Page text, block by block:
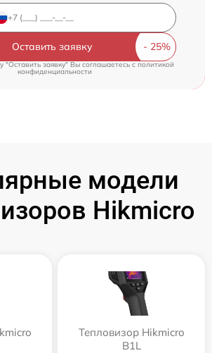
Оставить заявку
"Оставить заявку" Вы соглашаетесь cполитикой
конфиденциальности
модели
Hikmicro
Тепловизор Hikmicro
B1L